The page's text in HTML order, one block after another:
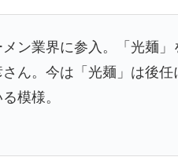
ン業界に参入。「光麺
ん。今は「光麺」は後
模様。